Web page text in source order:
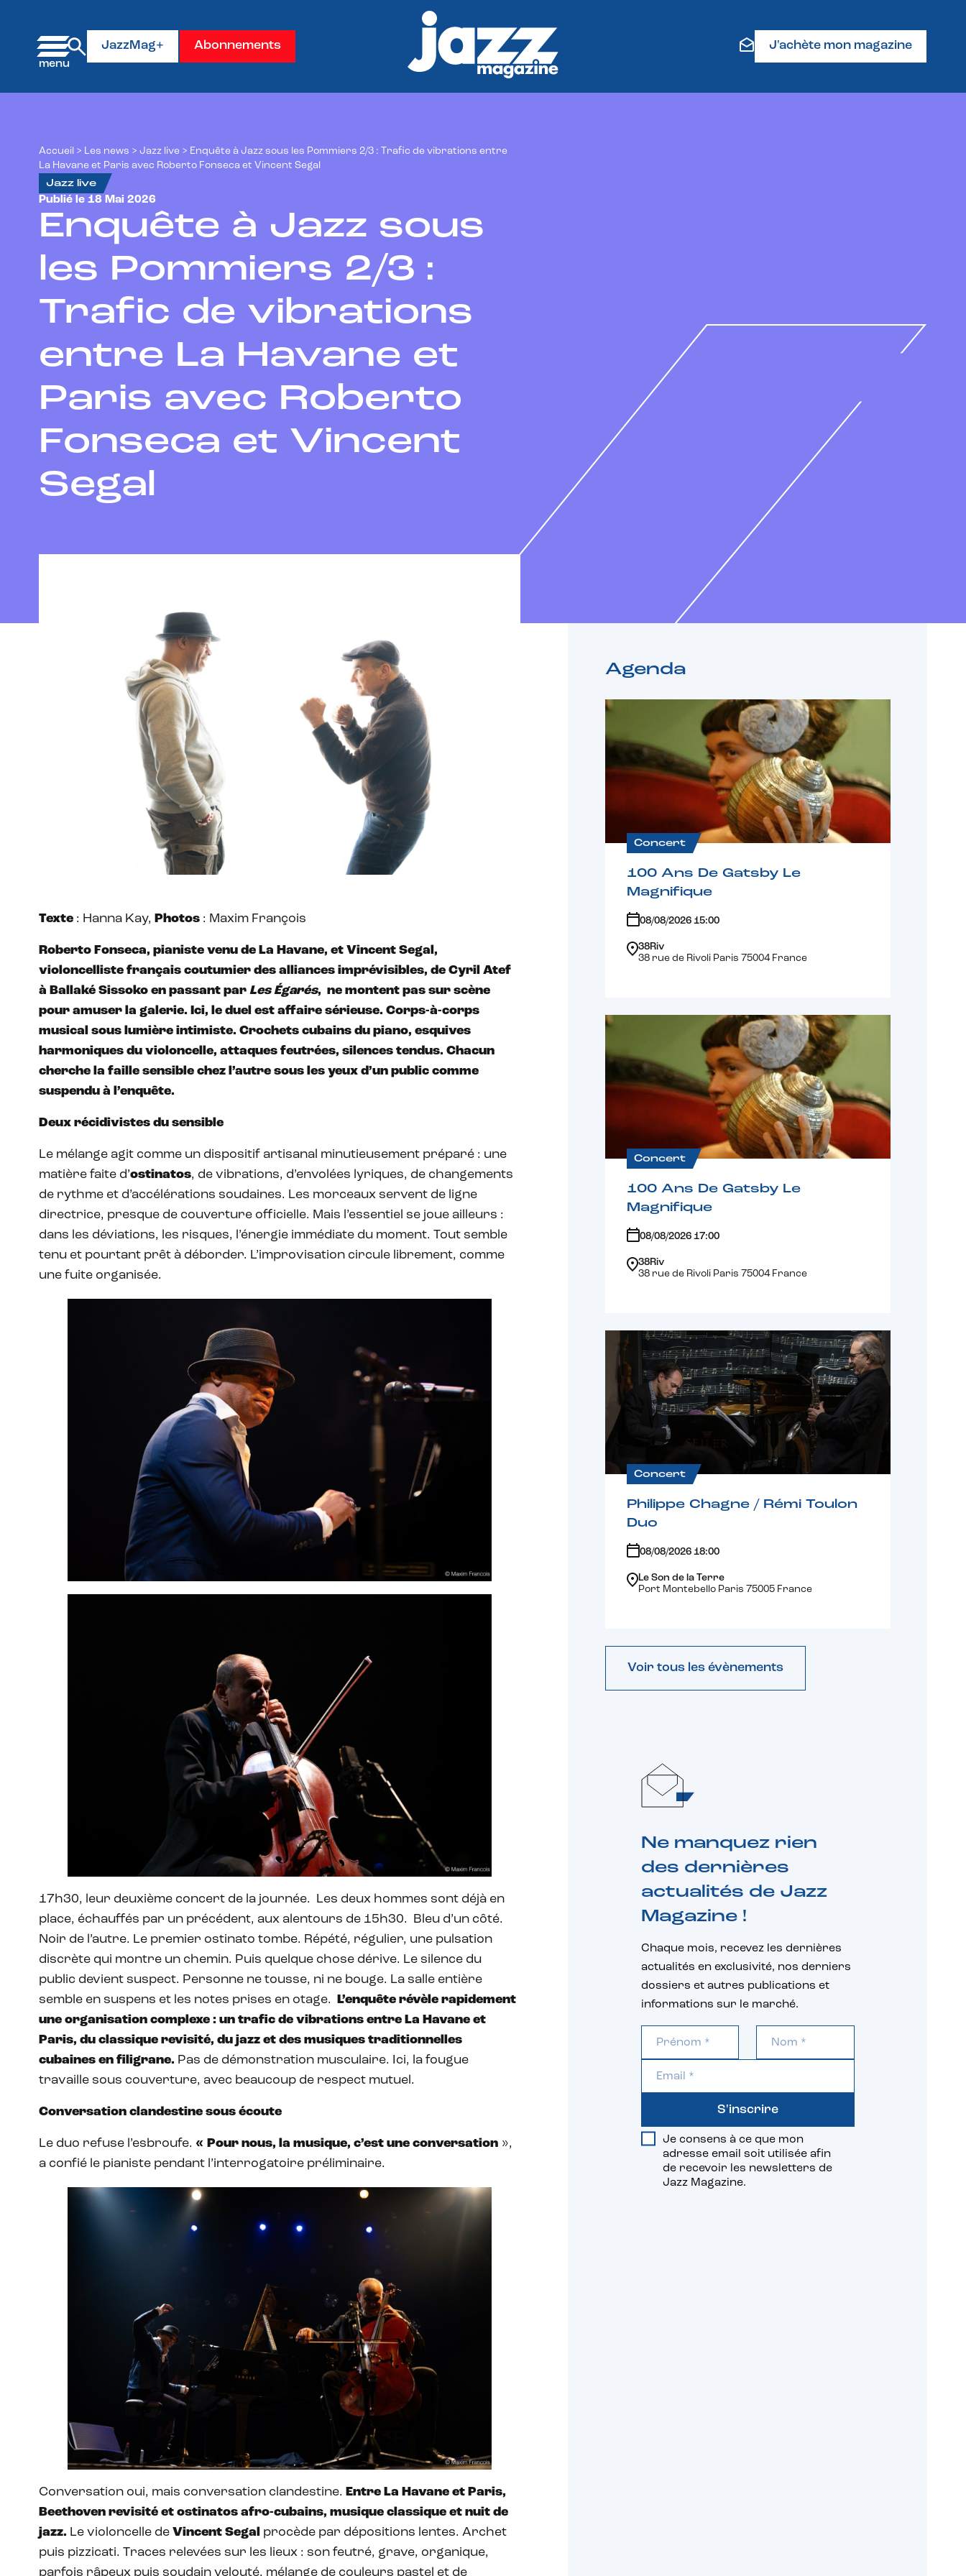
JazzMag+ Abonnements J'achète mon magazine
Accueil > Les news > Jazz live > Enquête à Jazz sous les Pommiers 2/3 : Trafic de vibrations entre
La Havane et Paris avec Roberto Fonseca et Vincent Segal
Jazz live
Publié le 18 Mai 2026
Enquête à Jazz sous
les Pommiers 2/3 :
Trafic de vibrations
entre La Havane et
Paris avec Roberto
Fonseca et Vincent
Segal
Texte : Hanna Kay, Photos : Maxim François
Roberto Fonseca, pianiste venu de La Havane, et Vincent Segal,
violoncelliste français coutumier des alliances imprévisibles, de Cyril Atef
à Ballaké Sissoko en passant par Les Égarés, ne montent pas sur scène
pour amuser la galerie. Ici, le duel est affaire sérieuse. Corps-à-corps
musical sous lumière intimiste. Crochets cubains du piano, esquives
harmoniques du violoncelle, attaques feutrées, silences tendus. Chacun
cherche la faille sensible chez l’autre sous les yeux d’un public comme
suspendu à l’enquête.
Deux récidivistes du sensible
Le mélange agit comme un dispositif artisanal minutieusement préparé : une
matière faite d’ostinatos, de vibrations, d’envolées lyriques, de changements
de rythme et d’accélérations soudaines. Les morceaux servent de ligne
directrice, presque de couverture officielle. Mais l’essentiel se joue ailleurs :
dans les déviations, les risques, l’énergie immédiate du moment. Tout semble
tenu et pourtant prêt à déborder. L’improvisation circule librement, comme
une fuite organisée.
17h30, leur deuxième concert de la journée. Les deux hommes sont déjà en
place, échauffés par un précédent, aux alentours de 15h30. Bleu d’un côté.
Noir de l’autre. Le premier ostinato tombe. Répété, régulier, une pulsation
discrète qui montre un chemin. Puis quelque chose dérive. Le silence du
public devient suspect. Personne ne tousse, ni ne bouge. La salle entière
semble en suspens et les notes prises en otage. L’enquête révèle rapidement
une organisation complexe : un trafic de vibrations entre La Havane et
Paris, du classique revisité, du jazz et des musiques traditionnelles
cubaines en filigrane. Pas de démonstration musculaire. Ici, la fougue
travaille sous couverture, avec beaucoup de respect mutuel.
Conversation clandestine sous écoute
Le duo refuse l’esbroufe. « Pour nous, la musique, c’est une conversation »,
a confié le pianiste pendant l’interrogatoire préliminaire.
Conversation oui, mais conversation clandestine. Entre La Havane et Paris,
Beethoven revisité et ostinatos afro-cubains, musique classique et nuit de
jazz. Le violoncelle de Vincent Segal procède par dépositions lentes. Archet
puis pizzicati. Traces relevées sur les lieux : son feutré, grave, organique,
parfois râpeux puis soudain velouté, mélange de couleurs pastel et de
Agenda
Concert
100 Ans De Gatsby Le
Magnifique
08/08/2026 15:00
38Riv
38 rue de Rivoli Paris 75004 France
Concert
100 Ans De Gatsby Le
Magnifique
08/08/2026 17:00
38Riv
38 rue de Rivoli Paris 75004 France
Concert
Philippe Chagne / Rémi Toulon
Duo
08/08/2026 18:00
Le Son de la Terre
Port Montebello Paris 75005 France
Voir tous les évènements
Ne manquez rien
des dernières
actualités de Jazz
Magazine !
Chaque mois, recevez les dernières
actualités en exclusivité, nos derniers
dossiers et autres publications et
informations sur le marché.
Je consens à ce que mon
adresse email soit utilisée afin
de recevoir les newsletters de
Jazz Magazine.
S'inscrire